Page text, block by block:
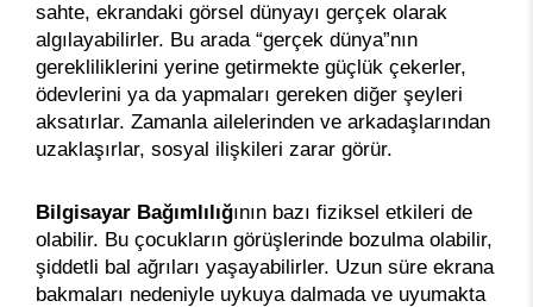
sahte, ekrandaki görsel dünyayı gerçek olarak
algılayabilirler. Bu arada “gerçek dünya”nın
gerekliliklerini yerine getirmekte güçlük çekerler,
ödevlerini ya da yapmaları gereken diğer şeyleri
aksatırlar. Zamanla ailelerinden ve arkadaşlarından
uzaklaşırlar, sosyal ilişkileri zarar görür.
Bilgisayar Bağımlılığının bazı fiziksel etkileri de
olabilir. Bu çocukların görüşlerinde bozulma olabilir,
şiddetli bal ağrıları yaşayabilirler. Uzun süre ekrana
bakmaları nedeniyle uykuya dalmada ve uyumakta